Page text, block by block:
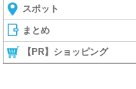
スポット
まとめ
【PR】ショッピング